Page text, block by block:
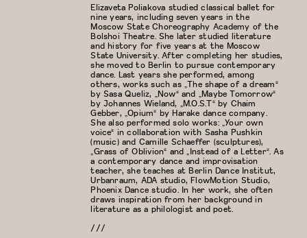
Elizaveta Poliakova studied classical ballet for
nine years, including seven years in the
Moscow State Choreography Academy of the
Bolshoi Theatre. She later studied literature
and history for five years at the Moscow
State University. After completing her studies,
she moved to Berlin to pursue contemporary
dance. Last years she performed, among
others, works such as „The shape of a dream“
by Sasa Queliz, „Now“ and „Maybe Tomorrow“
by Johannes Wieland, „M.O.S.T“ by Chaim
Gebber, „Opium“ by Harake dance company.
She also performed solo works: „Your own
voice“ in collaboration with Sasha Pushkin
(music) and Camille Schaeffer (sculptures),
„Grass of Oblivion“ and „Instead of a Letter“. As
a contemporary dance and improvisation
teacher, she teaches at Berlin Dance Institut,
Urbanraum, ADA studio, FlowMotion Studio,
Phoenix Dance studio. In her work, she often
draws inspiration from her background in
literature as a philologist and poet.
///